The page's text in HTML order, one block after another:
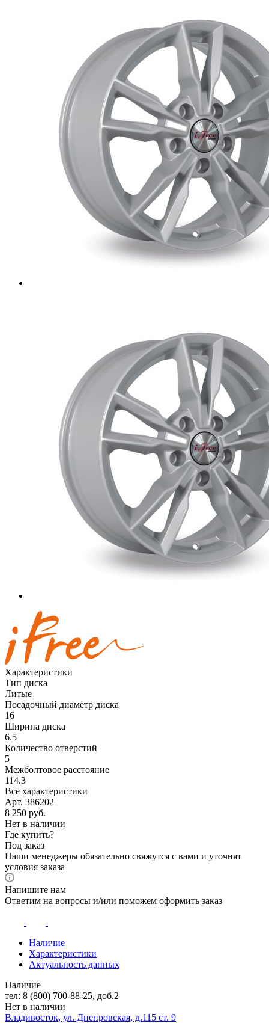
Характеристики
Тип диска
Литые
Посадочный диаметр диска
16
Ширина диска
6.5
Количество отверстий
5
Межболтовое расстояние
114.3
Все характеристики
Арт. 386202
8 250 руб.
Нет в наличии
Где купить?
Под заказ
Наши менеджеры обязательно свяжутся с вами и уточнят
условия заказа
Напишите нам
Ответим на вопросы и/или поможем оформить заказ
Наличие
Характеристики
Актуальность данных
Наличие
тел: 8 (800) 700-88-25, доб.2
Нет в наличии
Владивосток, ул. Днепровская, д.115 ст. 9